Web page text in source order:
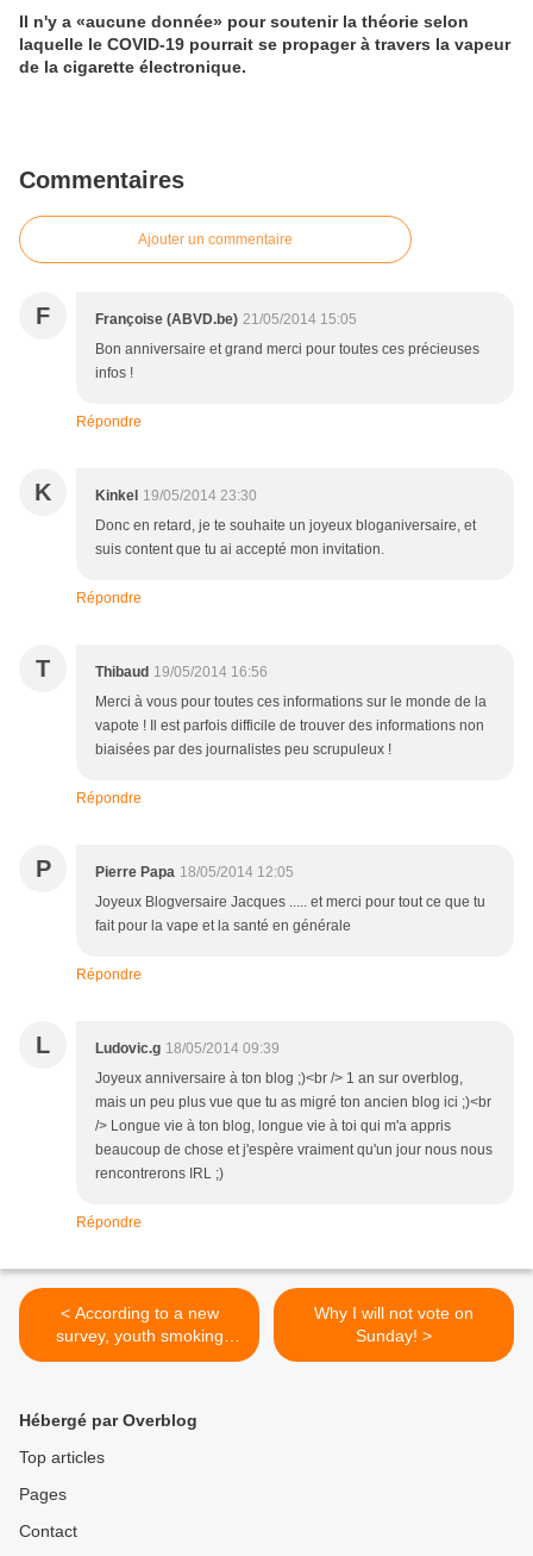
Il n'y a «aucune donnée» pour soutenir la théorie selon
laquelle le COVID-19 pourrait se propager à travers la vapeur
de la cigarette électronique.
Commentaires
Ajouter un commentaire
F Françoise (ABVD.be) 21/05/2014 15:05
Bon anniversaire et grand merci pour toutes ces précieuses
infos !
Répondre
K Kinkel 19/05/2014 23:30
Donc en retard, je te souhaite un joyeux bloganiversaire, et
suis content que tu ai accepté mon invitation.
Répondre
T Thibaud 19/05/2014 16:56
Merci à vous pour toutes ces informations sur le monde de la
vapote ! Il est parfois difficile de trouver des informations non
biaisées par des journalistes peu scrupuleux !
Répondre
P Pierre Papa 18/05/2014 12:05
Joyeux Blogversaire Jacques ..... et merci pour tout ce que tu
fait pour la vape et la santé en générale
Répondre
L Ludovic.g 18/05/2014 09:39
Joyeux anniversaire à ton blog ;)<br /> 1 an sur overblog,
mais un peu plus vue que tu as migré ton ancien blog ici ;)<br
/> Longue vie à ton blog, longue vie à toi qui m'a appris
beaucoup de chose et j'espère vraiment qu'un jour nous nous
rencontrerons IRL ;)
Répondre
< According to a new
survey, youth smoking
decreased during the last 4
Why I will not vote on
Sunday! >
Hébergé par Overblog
Top articles
Pages
Contact